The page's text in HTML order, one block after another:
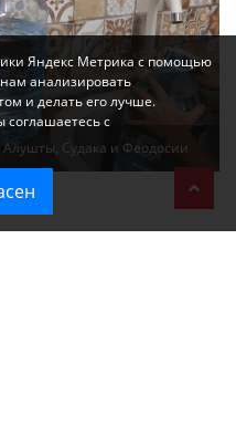
Судака и Феодосии
Яндекс Метрика с помощью
анализировать
и делать его лучше.
соглашаетесь с